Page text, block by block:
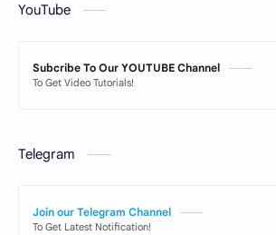
YouTube
Subcribe To Our YOUTUBE Channel
To Get Video Tutorials!
Telegram
Join our Telegram Channel
To Get Latest Notification!